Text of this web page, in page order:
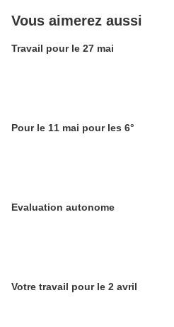
Vous aimerez aussi
Travail pour le 27 mai
Pour le 11 mai pour les 6°
Evaluation autonome
Votre travail pour le 2 avril